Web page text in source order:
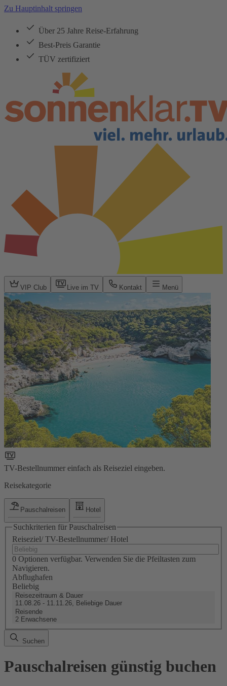
Zu Hauptinhalt springen
Über 25 Jahre Reise-Erfahrung
Best-Preis Garantie
TÜV zertifiziert
VIP Club Live im TV Kontakt Menü
TV-Bestellnummer einfach als Reiseziel eingeben.
Reisekategorie
Pauschalreisen Hotel
Suchkriterien für Pauschalreisen
Reiseziel/ TV-Bestellnummer/ Hotel
0 Optionen verfügbar. Verwenden Sie die Pfeiltasten zum
Navigieren.
Abflughafen
Beliebig
Reisezeitraum & Dauer
11.08.26 - 11.11.26, Beliebige Dauer
Reisende
2 Erwachsene
Suchen
Pauschalreisen günstig buchen